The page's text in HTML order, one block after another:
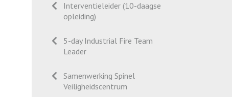
Interventieleider (10-daagse
opleiding)
5-day Industrial Fire Team
Leader
Samenwerking Spinel
Veiligheidscentrum